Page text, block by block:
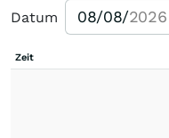
Datum
Zeit